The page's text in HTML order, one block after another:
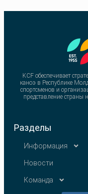
KCF обеспечивает
каноэ в Республике
спортсменов и
представление
Разделы
Информация
Новости
Команда